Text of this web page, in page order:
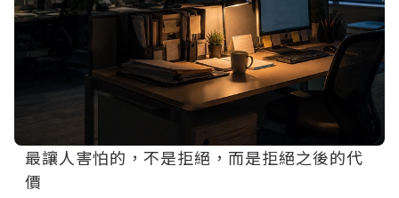
最讓人害怕的，不是拒絕，而是拒絕之後的代
價